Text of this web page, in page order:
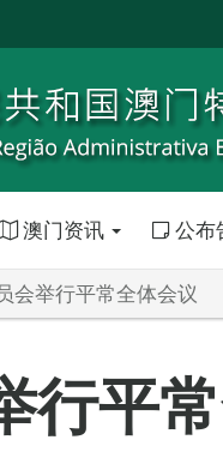
澳门资讯 公布
会举行平常全体会议
行平